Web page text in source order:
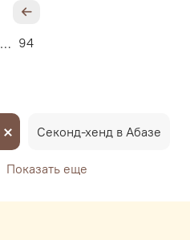
… 94
Секонд-хенд в Абазе
Показать еще